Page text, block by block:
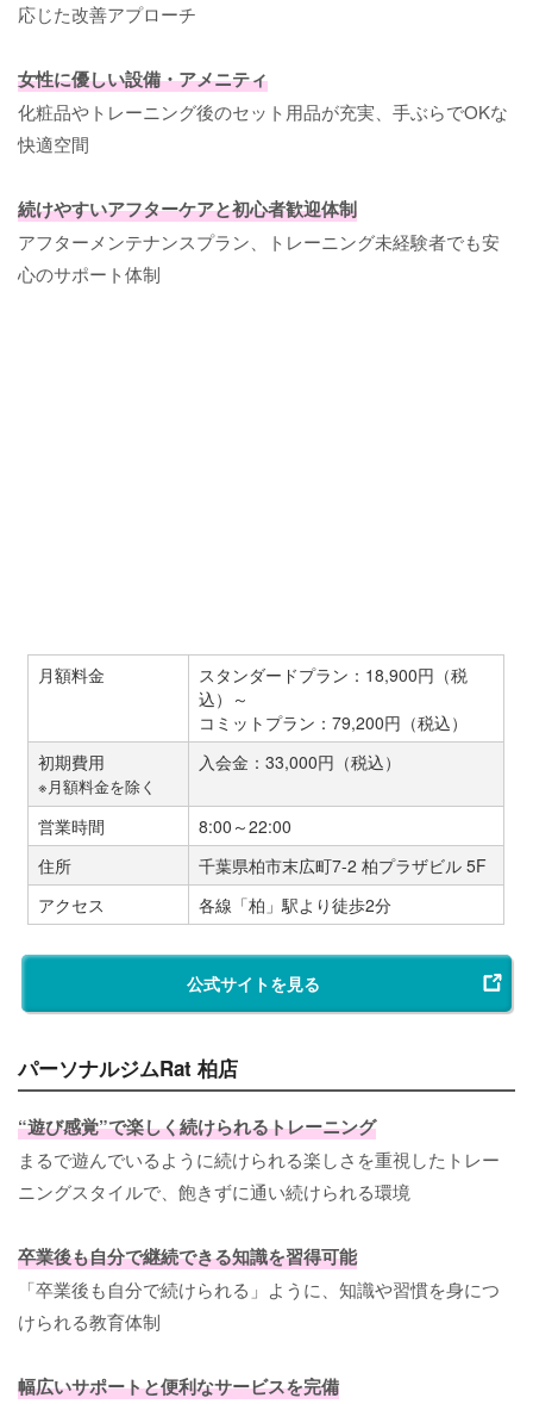
応じた改善アプローチ
女性に優しい設備・アメニティ
化粧品やトレーニング後のセット用品が充実、手ぶらでOKな
快適空間
続けやすいアフターケアと初心者歓迎体制
アフターメンテナンスプラン、トレーニング未経験者でも安
心のサポート体制
月額料金
スタンダードプラン：18,900円（税
込）～
コミットプラン：79,200円（税込）
初期費用
※月額料金を除く
入会金：33,000円（税込）
営業時間
8:00～22:00
住所
千葉県柏市末広町7-2 柏プラザビル 5F
アクセス
各線「柏」駅より徒歩2分
公式サイトを見る
パーソナルジムRat 柏店
“遊び感覚”で楽しく続けられるトレーニング
まるで遊んでいるように続けられる楽しさを重視したトレー
ニングスタイルで、飽きずに通い続けられる環境
卒業後も自分で継続できる知識を習得可能
「卒業後も自分で続けられる」ように、知識や習慣を身につ
けられる教育体制
幅広いサポートと便利なサービスを完備